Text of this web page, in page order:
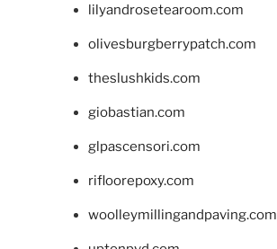
lilyandrosetearoom.com
olivesburgberrypatch.com
theslushkids.com
giobastian.com
glpascensori.com
rifloorepoxy.com
woolleymillingandpaving.com